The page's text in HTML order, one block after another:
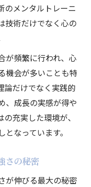
のメンタルトレーニ
技術だけでなく心の
が頻繁に行われ、心
機会が多いことも特
論だけでなく実践的
、成長の実感が得や
充実した環境が、
なっています。
さの秘密
が伸びる最大の秘密